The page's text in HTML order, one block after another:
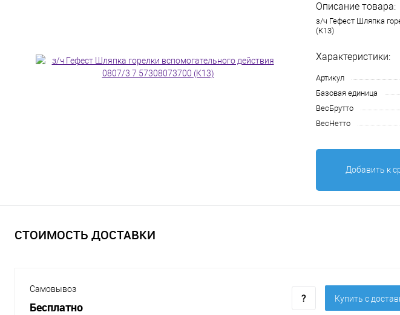
Описание товара:
з/ч Гефест Шляпка
(К13)
Характеристики:
Артикул
Базовая единица
ВесБрутто
ВесНетто
Добавить к
СТОИМОСТЬ ДОСТАВКИ
Самовывоз
Бесплатно
Купить c